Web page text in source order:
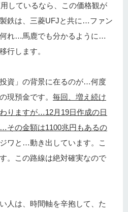
しているなら、この価格観が
鉄は、三菱UFJと共に…ファン
何れ…馬鹿でも分かるように…
行します。
資」の背景に在るのが…何度
現預金です。 毎回、増え続け
りますが…12月19日作成の日
その金額は1100兆円もあるの
ワと…動き出しています。こ
。この路線は絶対確実なので
人は、時間軸を辛抱して、た